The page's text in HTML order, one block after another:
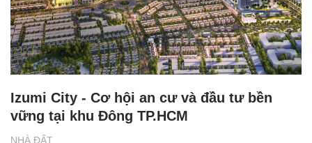
NHÀ ĐẤT
Izumi City - Cơ hội an cư và đầu tư bền
vững tại khu Đông TP.HCM